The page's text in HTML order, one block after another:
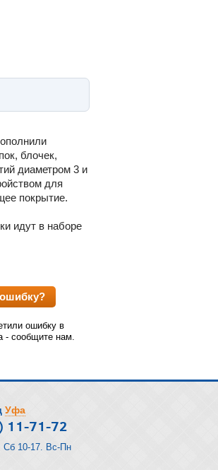
блочек,
диаметром 3 и
для
покрытие.
идут в наборе
ошибку в
- сообщите нам.
Уфа
11-71-72
Сб 10-17. Вс-Пн